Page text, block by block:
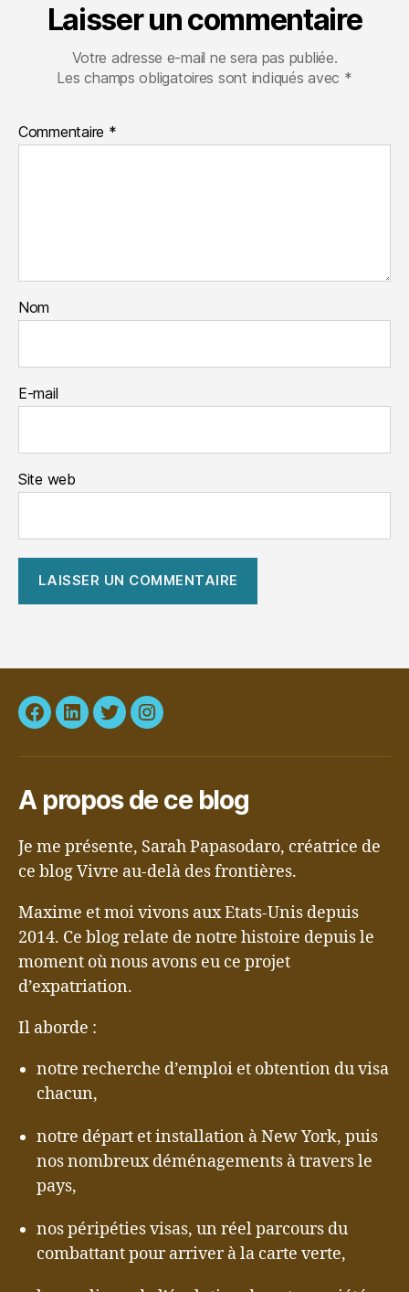
Laisser un commentaire
Votre adresse e-mail ne sera pas publiée.
Les champs obligatoires sont indiqués avec *
Commentaire *
Nom
E-mail
Site web
Facebook
LinkedInTwitterInstagram
A propos de ce blog
Je me présente, Sarah Papasodaro, créatrice de
ce blog Vivre au-delà des frontières.
Maxime et moi vivons aux Etats-Unis depuis
2014. Ce blog relate de notre histoire depuis le
moment où nous avons eu ce projet
d’expatriation.
Il aborde :
notre recherche d’emploi et obtention du visa
chacun,
notre départ et installation à New York, puis
nos nombreux déménagements à travers le
pays,
nos péripéties visas, un réel parcours du
combattant pour arriver à la carte verte,